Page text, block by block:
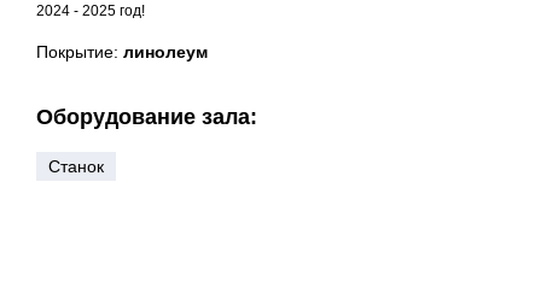
2024 - 2025 год!
Покрытие: линолеум
Оборудование зала:
Станок